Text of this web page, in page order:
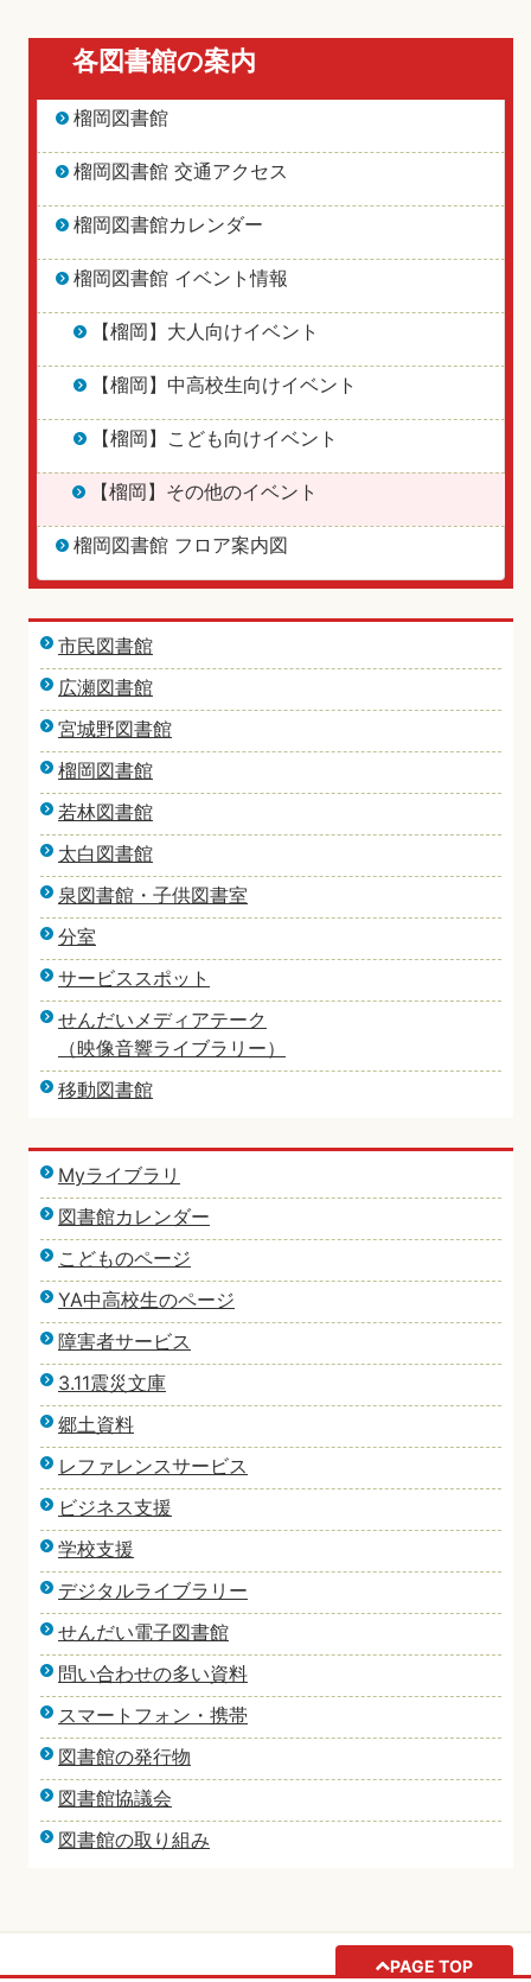
各図書館の案内
榴岡図書館
榴岡図書館 交通アクセス
榴岡図書館カレンダー
榴岡図書館 イベント情報
【榴岡】大人向けイベント
【榴岡】中高校生向けイベント
【榴岡】こども向けイベント
【榴岡】その他のイベント
榴岡図書館 フロア案内図
市民図書館
広瀬図書館
宮城野図書館
榴岡図書館
若林図書館
太白図書館
泉図書館・子供図書室
分室
サービススポット
せんだいメディアテーク
（映像音響ライブラリー）
移動図書館
Myライブラリ
図書館カレンダー
こどものページ
YA中高校生のページ
障害者サービス
3.11震災文庫
郷土資料
レファレンスサービス
ビジネス支援
学校支援
デジタルライブラリー
せんだい電子図書館
問い合わせの多い資料
スマートフォン・携帯
図書館の発行物
図書館協議会
図書館の取り組み
PAGE TOP